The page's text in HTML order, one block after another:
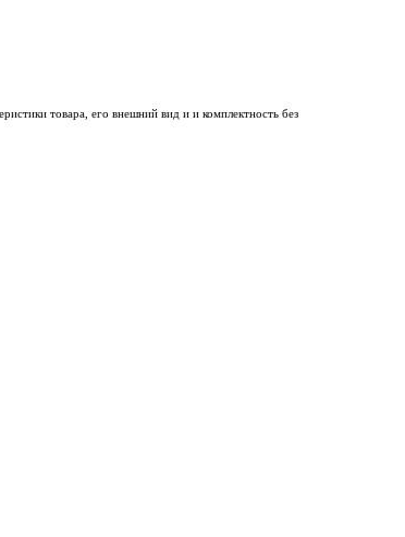
товара, его внешний вид и и комплектность без